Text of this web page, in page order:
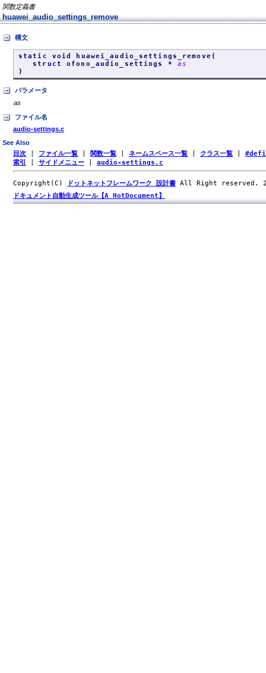
関数定義書
huawei_audio_settings_remove
構文
static void huawei_audio_settings_remove (
struct ofono_audio_settings * as
)
パラメータ
as
ファイル名
audio-settings.c
See Also
目次 ファイル一覧 関数一覧 ネームスペース一覧 クラス一覧
索引
サイドメニュー audio-settings.c
Copyright(C) ドットネットフレームワーク 設計書 All Right reserved.
ドキュメント自動生成ツール【A HotDocument】